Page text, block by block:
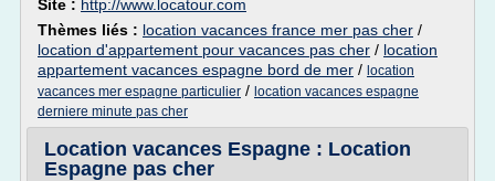
Site : http://www.locatour.com
Thèmes liés : location vacances france mer pas cher /
location d'appartement pour vacances pas cher / location
appartement vacances espagne bord de mer / location
vacances mer espagne particulier / location vacances espagne
derniere minute pas cher
Location vacances Espagne : Location
Espagne pas cher